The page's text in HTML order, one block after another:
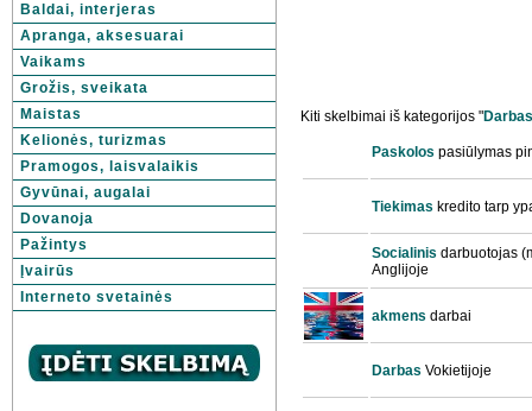
Baldai, interjeras
Apranga, aksesuarai
Vaikams
Grožis, sveikata
Maistas
Kelionės, turizmas
Pramogos, laisvalaikis
Gyvūnai, augalai
Dovanoja
Pažintys
Įvairūs
Interneto svetainės
Kiti skelbimai iš kategorijos "Darbas
Paskolos pasiūlymas
Tiekimas kredito tarp
Socialinis darbuotojas
Anglijoje
akmens darbai
Darbas Vokietijoje